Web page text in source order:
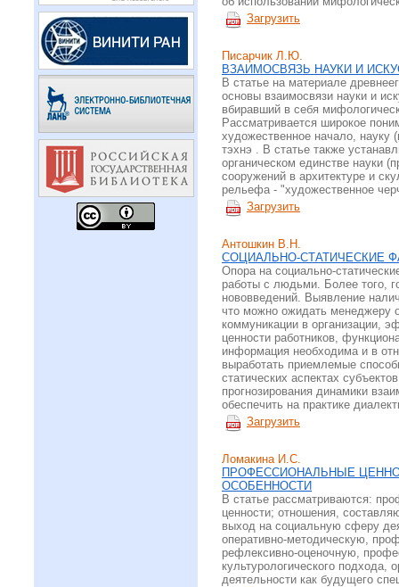
Загрузить
Писарчик Л.Ю.
ВЗАИМОСВЯЗЬ НАУКИ И
В статье на материале
основы взаимосвязи науки и
вбиравший в себя
Рассматривается широкое
художественное начало, науку
тэхнэ . В статье также
органическом единстве науки
сооружений в архитектуре и
рельефа - "художественное
Загрузить
Антошкин В.Н.
СОЦИАЛЬНО-СТАТИЧЕСКИЕ
Опора на социально-
работы с людьми. Более того,
нововведений. Выявление
что можно ожидать менеджеру
коммуникации в организации,
ценности работников,
информация необходима и в
выработать приемлемые
статических аспектах
прогнозирования динамики
обеспечить на практике
Загрузить
Ломакина И.С.
ПРОФЕССИОНАЛЬНЫЕ
ОСОБЕННОСТИ
В статье рассматриваются:
ценности; отношения,
выход на социальную сферу
оперативно-методическую,
рефлексивно-оценочную,
культурологического
деятельности как будущего